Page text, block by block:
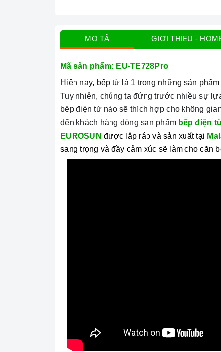
MÔ TẢ GIỚI THIỆU -
Mã sản phẩm: EU-TE728Pro
Hiện nay, bếp từ là 1 trong những sản
Tuy nhiên, chúng ta đứng trước nhiều sự
bếp điện từ nào sẽ thích hợp cho không
đến khách hàng dòng sản phẩm bếp điện
EUROSUN được lắp ráp và sản xuất tại
sang trọng và đầy cảm xúc sẽ làm cho căn